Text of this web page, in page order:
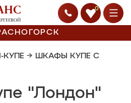
0
→ ШКАФЫ КУПЕ С
"Лондон"